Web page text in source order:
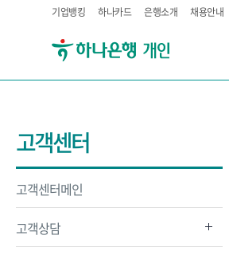
기업뱅킹 하나카드 은행소개 채용안내
고객센터
고객센터메인
고객상담